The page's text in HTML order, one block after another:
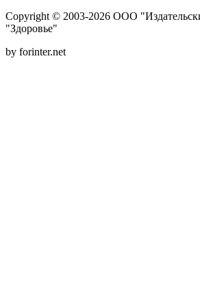
Copyright © 2003-2026 ООО
"Здоровье"
by forinter.net